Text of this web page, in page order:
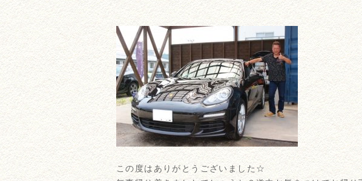
この度はありがとうございました☆